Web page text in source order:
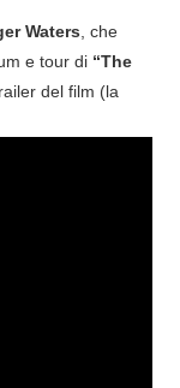
Waters , che
e tour di “The
del film (la